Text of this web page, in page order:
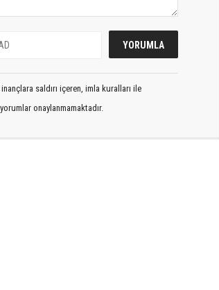
saldırı içeren, imla kuralları ile
onaylanmamaktadır.